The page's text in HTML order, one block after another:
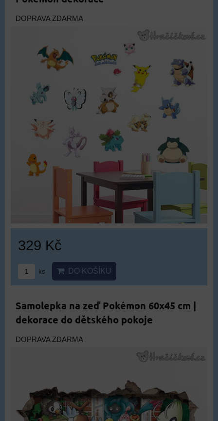
DOPRAVA ZDARMA
329 Kč
ks DO KOŠÍKU
Samolepka na zeď Pokémon 60x45 cm |
dekorace do dětského pokoje
DOPRAVA ZDARMA